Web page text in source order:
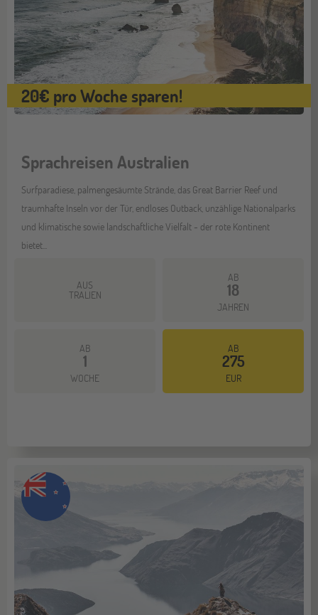
20€ pro Woche sparen!
Sprachreisen Australien
Surfparadiese, palmengesäumte Strände, das Great Barrier Reef und
traumhafte Inseln vor der Tür, endloses Outback, unzählige Nationalparks
und klimatische sowie landschaftliche Vielfalt - der rote Kontinent
bietet...
AUS
TRALIEN
AB
18
JAHREN
AB
1
WOCHE
AB
275
EUR